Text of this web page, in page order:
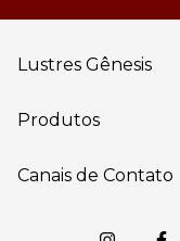
Lustres Gênesis
Produtos
Canais de Contato